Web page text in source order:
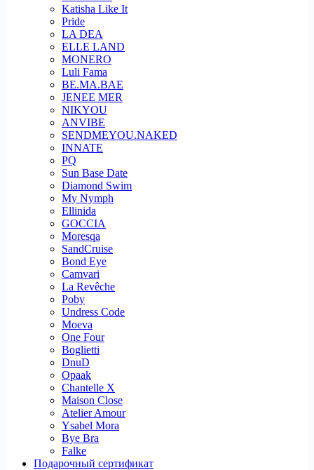
Katisha Like It
Pride
LA DEA
ELLE LAND
MONERO
Luli Fama
BE.MA.BAE
JENEE MER
NIKYOU
ANVIBE
SENDMEYOU.NAKED
INNATE
PQ
Sun Base Date
Diamond Swim
My Nymph
Ellinida
GOCCIA
Moresqa
SandCruise
Bond Eye
Camvari
La Revêche
Poby
Undress Code
Moeva
One Four
Boglietti
DnuD
Opaak
Chantelle X
Maison Close
Atelier Amour
Ysabel Mora
Bye Bra
Falke
Подарочный сертификат